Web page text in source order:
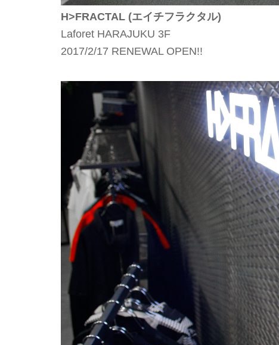
H>FRACTAL (エイチフラクタル)
Laforet HARAJUKU 3F
2017/2/17 RENEWAL OPEN!!